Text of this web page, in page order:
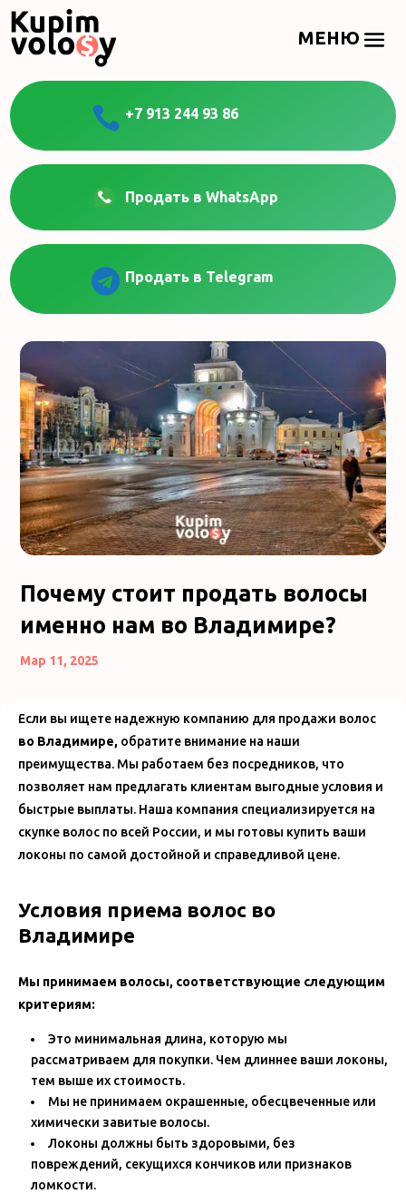
 +7 913 244 93 86
Продать в WhatsApp
 Продать в Telegram
Почему стоит продать волосы
именно нам во Владимире?
Мар 11, 2025
Если вы ищете надежную компанию для продажи волос
во Владимире, обратите внимание на наши
преимущества. Мы работаем без посредников, что
позволяет нам предлагать клиентам выгодные условия и
быстрые выплаты. Наша компания специализируется на
скупке волос по всей России, и мы готовы купить ваши
локоны по самой достойной и справедливой цене.
Условия приема волос во
Владимире
Мы принимаем волосы, соответствующие следующим
критериям:
Это минимальная длина, которую мы
рассматриваем для покупки. Чем длиннее ваши локоны,
тем выше их стоимость.
Мы не принимаем окрашенные, обесцвеченные или
химически завитые волосы.
Локоны должны быть здоровыми, без
повреждений, секущихся кончиков или признаков
ломкости.